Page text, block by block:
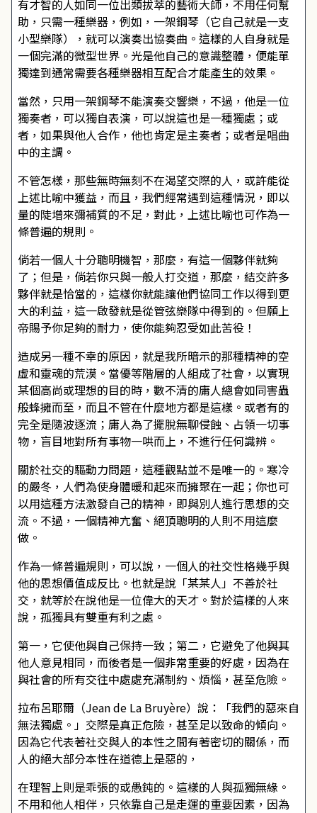
有才智的人如同一位出類拔萃的藝術大師，不用任何幫
助，只需一種樂器，例如，一架鋼琴（它自己就是一支
小型樂隊），就可以演奏出協奏曲。這樣的人自身就是
一個完滿的微型世界。光是他自己的意識整體，便能單
獨達到通常需要各種樂器相互配合才能產生的效果。
當然，只用一架鋼琴不能演奏交響樂，不過，他是一位
獨奏者，可以獨自表演，可以說這也是一種獨處；或
者，如果與他人合作，他也肯定是主奏者；或者是唱曲
中的主調。
不管怎樣，那些無時無刻不在渴望交際的人，或許能從
上述比喻中獲益，而且，我們經常遇到這種情況，即以
量的陡增來彌補質的不足，對此，上述比喻也可作為一
條普遍的規則。
倘若一個人十分聰明機智，那麼，有這一個夥伴就夠
了；但是，倘若你只與一般人打交道，那麼，結交許多
夥伴就是恰當的，這樣你就能讓他們協同工作以得到更
大的利益，這一啟發就是從管弦樂隊中得到的。但願上
帝賜予你足夠的耐力，使你能夠忍受如此苦役！
造成另一種不幸的原因，就是我所暗示的那種精神的空
虛和靈魂的荒漠。當優等階層的人組成了社會，以實現
某個高尚或理想的目的時，數不清的庸人總會如同害蟲
般蜂擁而至，而且不管在什麼地方都是這樣。或者有的
完全是隨波逐流；庸人為了擺脫無聊侵蝕、占領一切事
物，盲目地對所有事物一哄而上，不進行任何識辨。
關於社交的驅動力問題，這種觀點並不是唯一的。寒冷
的嚴冬，人們為使身體暖和起來而擁聚在一起；你也可
以用這種方法激發自己的精神，即與別人進行思想的交
流。不過，一個精神亢奮、絕頂聰明的人則不用這麼
做。
作為一條普遍規則，可以說，一個人的社交性格幾乎與
他的思想價值成反比。也就是說「某某人」不善於社
交，就等於在說他是一位偉大的天才。對於這樣的人來
說，孤獨具有雙重有利之處。
第一，它使他與自己保持一致；第二，它避免了他與其
他人意見相同，而後者是一個非常重要的好處，因為在
與社會的所有交往中處處充滿制約、煩惱，甚至危險。
拉布呂耶爾（Jean de La Bruyère）說：「我們的惡來自
無法獨處。」交際是真正危險，甚至足以致命的傾向。
因為它代表著社交與人的本性之間有著密切的關係，而
人的絕大部分本性在道德上是惡的，
在理智上則是乖張的或愚鈍的。這樣的人與孤獨無緣。
不用和他人相伴，只依靠自己是走運的重要因素，因為